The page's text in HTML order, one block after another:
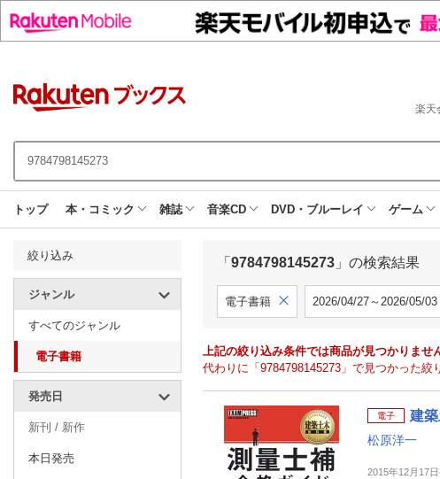
楽天
トップ 本・コミック 雑誌 音楽CD DVD・ブルーレイ ゲーム
絞り込み
ジャンル
すべてのジャンル
電子書籍
発売日
新刊 / 新作
本日発売
「 9784798145273 」の検索結果
電子書籍 2026/04/27～2026/05/03
上記の絞り込み条件では商品が見つかりませ
代わりに「9784798145273」で見つかった絞
電子 建
松原洋一
2015年12月17